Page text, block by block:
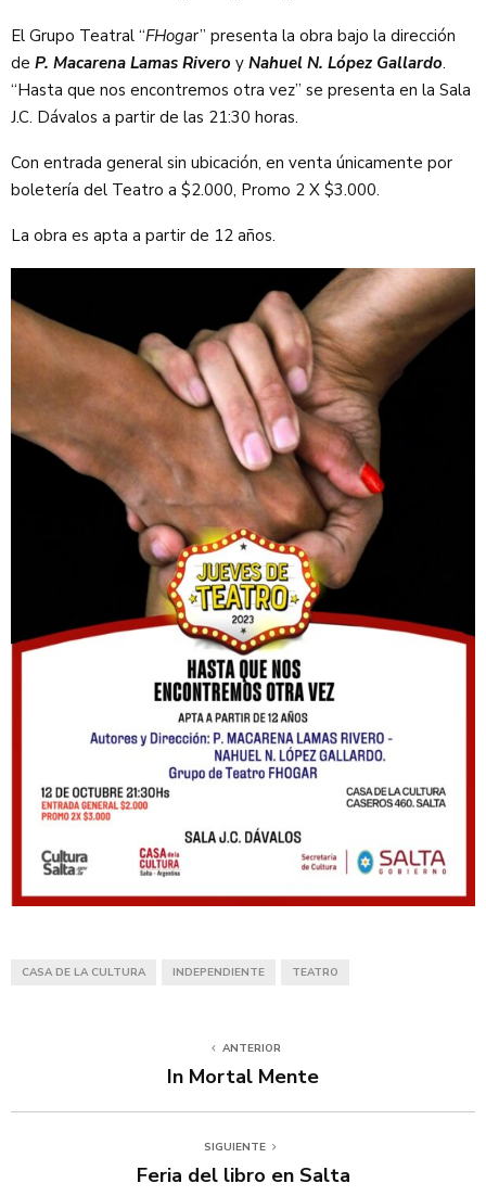
El Grupo Teatral “FHogar” presenta la obra bajo la dirección
de P. Macarena Lamas Rivero y Nahuel N. López Gallardo.
“Hasta que nos encontremos otra vez” se presenta en la Sala
J.C. Dávalos a partir de las 21:30 horas.
Con entrada general sin ubicación, en venta únicamente por
boletería del Teatro a $2.000, Promo 2 X $3.000.
La obra es apta a partir de 12 años.
CASA DE LA CULTURA INDEPENDIENTE TEATRO
ANTERIOR
In Mortal Mente
SIGUIENTE
Feria del libro en Salta